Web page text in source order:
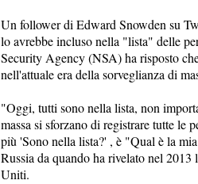
Un follower di Edward Snowden su
lo avrebbe incluso nella "lista" delle
Security Agency (NSA) ha risposto
nell'attuale era della sorveglianza di
"Oggi, tutti sono nella lista, non
massa si sforzano di registrare tutte le
più 'Sono nella lista?' , è "Qual è la
Russia da quando ha rivelato nel
Uniti.